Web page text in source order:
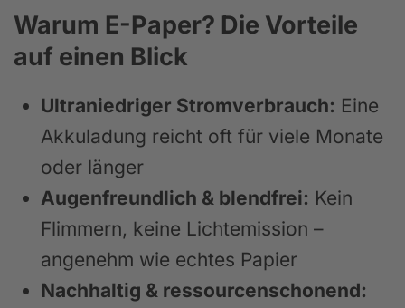
Warum E-Paper? Die Vorteile
auf einen Blick
Ultraniedriger Stromverbrauch: Eine
Akkuladung reicht oft für viele Monate
oder länger
Augenfreundlich & blendfrei: Kein
Flimmern, keine Lichtemission –
angenehm wie echtes Papier
Nachhaltig & ressourcenschonend: